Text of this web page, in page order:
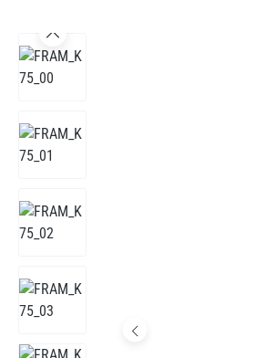
Bildergalerie überspringen